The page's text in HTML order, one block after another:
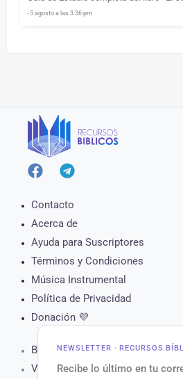
- 5 agosto a las 3:36 pm
NEWSLETTER · RECURSOS
Recibe lo último en tu
Contacto
Acerca de
Ayuda para Suscriptores
Términos y Condiciones
Música Instrumental
Política de Privacidad
Donación 💜
Biblia Online
Versículo del Día